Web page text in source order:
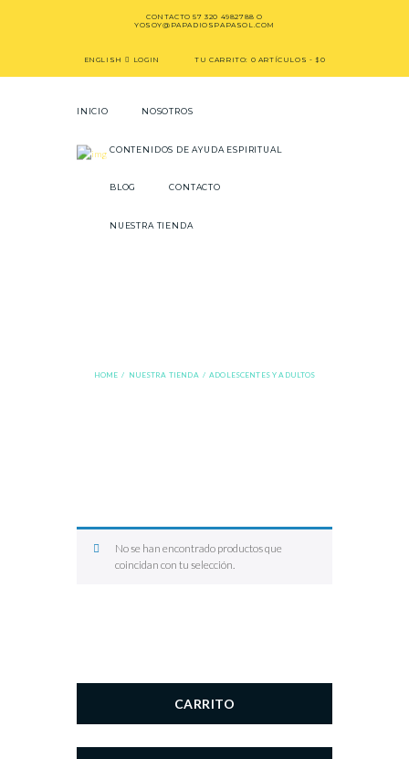
CONTACTO57 320 4982788 O
YOSOY@PAPADIOSPAPASOL.COM
ENGLISH LOGIN TU CARRITO: 0 ARTÍCULOS -$0
INICIO NOSOTROS
CONTENIDOS DE AYUDA ESPIRITUAL
BLOG CONTACTO
NUESTRA TIENDA
HOME NUESTRA TIENDA ADOLESCENTES Y ADULTOS
No se han encontrado productos que
coincidan con tu selección.
CARRITO